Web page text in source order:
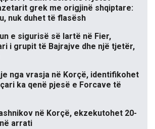
grek me origjinë shqiptare:
nuk duhet të flasësh
e sigurisë së lartë në Fier,
i grupit të Bajrajve dhe një tjetër,
nga vrasja në Korçë, identifikohet
ka qenë pjesë e Forcave të
në Korçë, ekzekutohet 20-
arrati